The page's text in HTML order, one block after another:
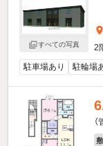
すべての写真
2
駐車場あり
駐輪場
敷